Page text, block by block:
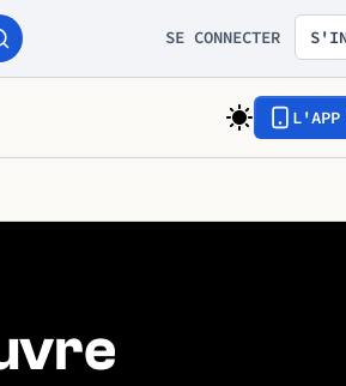
SE CONNECTER
L'APP